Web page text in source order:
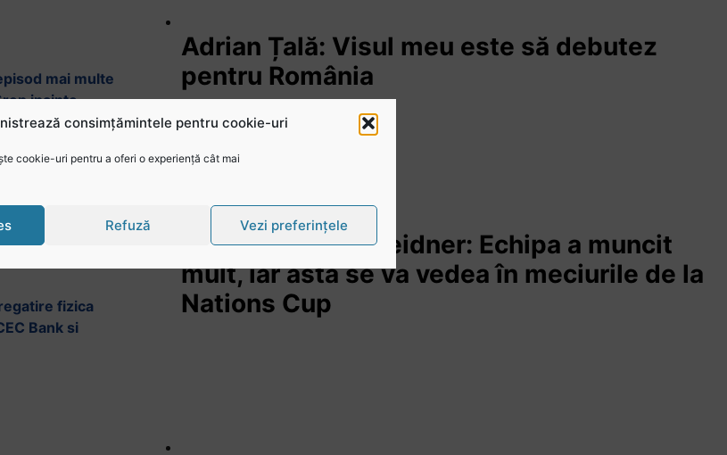
consimțămintele pentru cookie-uri
cookie-uri pentru a oferi o experiență cât mai
Refuză Vezi preferințele
mai multe
inainte-
fizica
Bank si
Adrian Țală: Visul meu este să debutez
pentru România
Stejarul Logan Weidner: Echipa a muncit
mult, iar asta se va vedea în meciurile de la
Nations Cup